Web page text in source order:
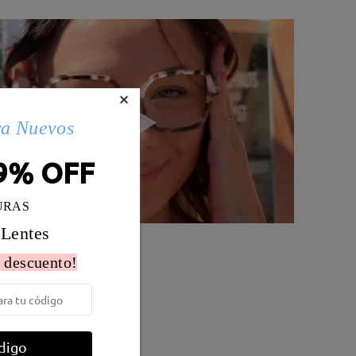
Peso:
×
Nuevos
OFF
descuento!